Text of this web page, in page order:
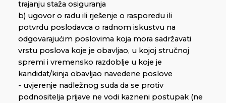
trajanju staža osiguranja
b) ugovor o radu ili rješenje o rasporedu ili
potvrdu poslodavca o radnom iskustvu na
odgovarajućim poslovima koja mora sadržavati
vrstu poslova koje je obavljao, u kojoj stručnoj
spremi i vremensko razdoblje u koje je
kandidat/kinja obavljao navedene poslove
- uvjerenje nadležnog suda da se protiv
podnositelja prijave ne vodi kazneni postupak (ne